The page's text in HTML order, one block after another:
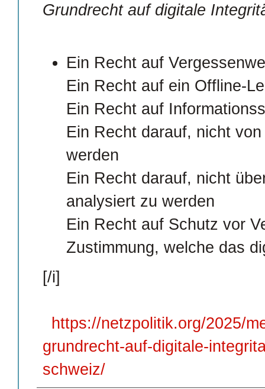
Grundrecht auf digitale
Ein Recht auf
Ein Recht auf ein Offline-
Ein Recht auf
Ein Recht darauf, nicht
werden
Ein Recht darauf, nicht
analysiert zu werden
Ein Recht auf Schutz vor
Zustimmung, welche das
[/i]
https://netzpolitik.org/2025/
grundrecht-auf-digitale-
schweiz/